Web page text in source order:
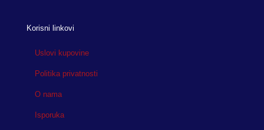
Korisni linkovi
Uslovi kupovine
Politika privatnosti
O nama
Isporuka